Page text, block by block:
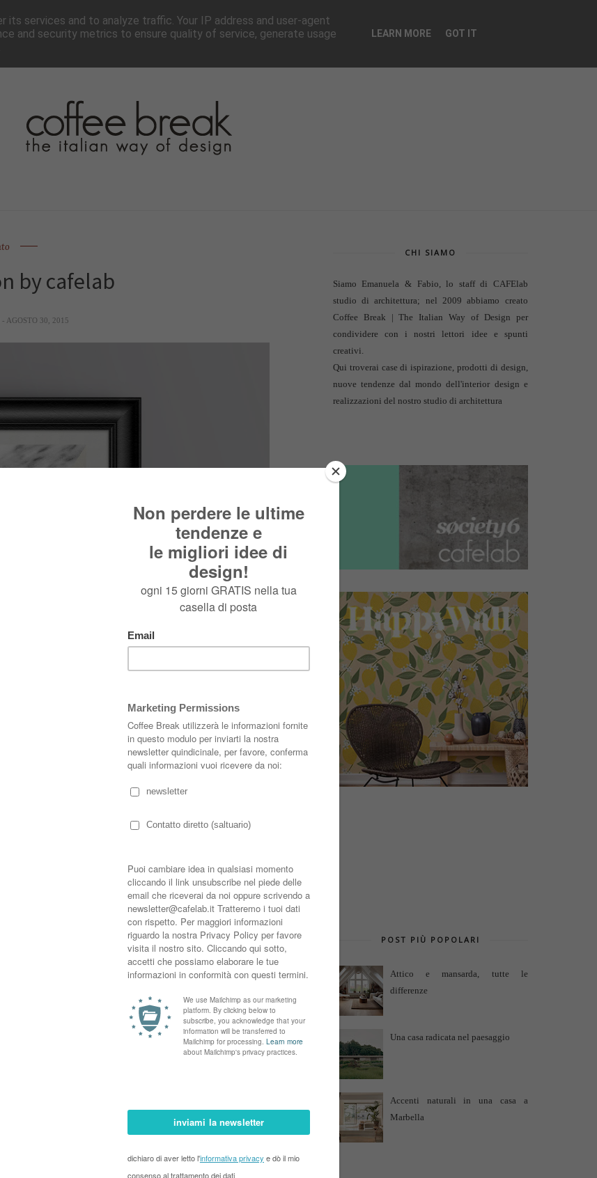
CHI SIAMO▼ PAGINE▼ COLLABORA PRESS CONTATTI
by cafelab
- AGOSTO 30, 2015
su Society6 ; questa volta tocca a quella ispirata aldesign
i materiali grezzi come cemento e marmo di Carrara per
CHI SIAMO
Siamo Emanuela & Fabio, lo staff di CAFElab
studio di architettura; nel 2009 abbiamo creato
Coffee Break | The Italian Way of Design per
condividere con i nostri lettori idee e spunti
creativi.
Qui troverai case di ispirazione, prodotti di design,
nuove tendenze dal mondo dell'interior design e
realizzazioni del nostro studio di architettura
POST PIÙ POPOLARI
Attico e mansarda, tutte le
differenze
Una casa radicata nel paesaggio
Accenti naturali in una casa a
Marbella
services and to analyze traffic. Your IP address and user-agent
and security metrics to ensure quality of service, generate usage
LEARN MORE GOT IT